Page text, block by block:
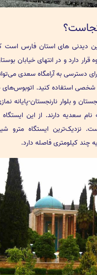
دیدنی های استان فارس
دارد و در انتهای خیابان
دسترسی به آرامگاه سعدی
استفاده کنید. اتوبوس‌های
و بلوار نارنجستان-پایانه
سعدیه دارند. از این
نزدیک‌ترین ایستگاه مترو
کیلومتری فاصله دارد.